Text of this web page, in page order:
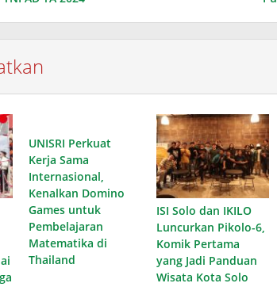
UNISRI Perkuat
Kerja Sama
Internasional,
Kenalkan Domino
Games untuk
Pembelajaran
Matematika di
Thailand
ISI Solo dan IKILO
Luncurkan Pikolo-6,
Komik Pertama
yang Jadi Panduan
Wisata Kota Solo